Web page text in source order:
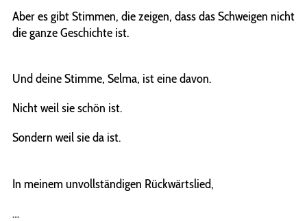
Aber es gibt Stimmen, die zeigen, dass das Schweigen nicht
die ganze Geschichte ist.
Und deine Stimme, Selma, ist eine davon.
Nicht weil sie schön ist.
Sondern weil sie da ist.
In meinem unvollständigen Rückwärtslied,
…